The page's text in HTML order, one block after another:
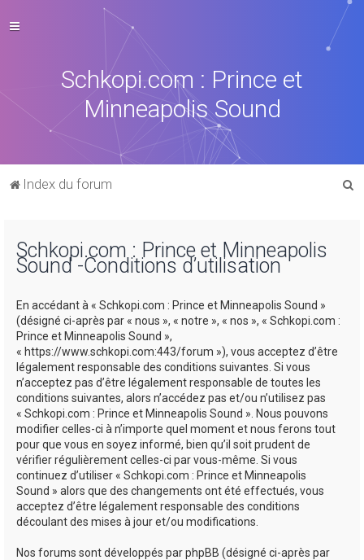
Schkopi.com : Prince et
Minneapolis Sound
Index du forum
Schkopi.com : Prince et Minneapolis
Sound -Conditions d’utilisation
En accédant à « Schkopi.com : Prince et Minneapolis Sound »
(désigné ci-après par « nous », « notre », « nos », « Schkopi.com :
Prince et Minneapolis Sound »,
« https://www.schkopi.com:443/forum »), vous acceptez d’être
légalement responsable des conditions suivantes. Si vous
n’acceptez pas d’être légalement responsable de toutes les
conditions suivantes, alors n’accédez pas et/ou n’utilisez pas
« Schkopi.com : Prince et Minneapolis Sound ». Nous pouvons
modifier celles-ci à n’importe quel moment et nous ferons tout
pour que vous en soyez informé, bien qu’il soit prudent de
vérifier régulièrement celles-ci par vous-même. Si vous
continuez d’utiliser « Schkopi.com : Prince et Minneapolis
Sound » alors que des changements ont été effectués, vous
acceptez d’être légalement responsable des conditions
découlant des mises à jour et/ou modifications.
Nos forums sont développés par phpBB (désigné ci-après par